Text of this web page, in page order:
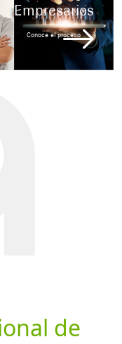
Empresarios
Conoce el proceso
de